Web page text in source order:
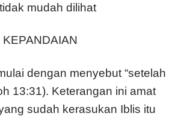
mudah dilihat
dengan menyebut “setelah
13:31). Keterangan ini amat
sudah kerasukan Iblis itu